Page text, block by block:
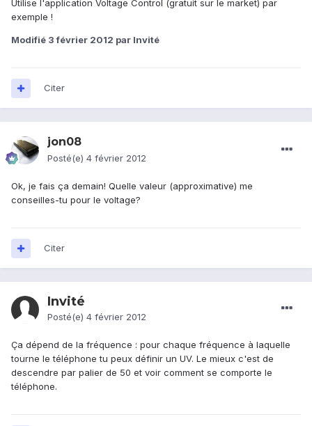
Utilise l'application Voltage Control (gratuit sur le market) par
exemple !
Modifié 3 février 2012 par Invité
Citer
jon08
Posté(e) 4 février 2012
Ok, je fais ça demain! Quelle valeur (approximative) me
conseilles-tu pour le voltage?
Citer
Invité
Posté(e) 4 février 2012
Ça dépend de la fréquence : pour chaque fréquence à laquelle
tourne le téléphone tu peux définir un UV. Le mieux c'est de
descendre par palier de 50 et voir comment se comporte le
téléphone.